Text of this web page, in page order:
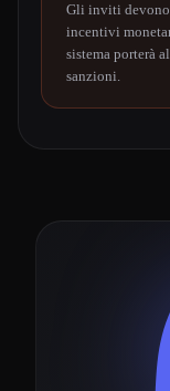
Gli inviti devono
incentivi
sistema porterà
sanzioni.